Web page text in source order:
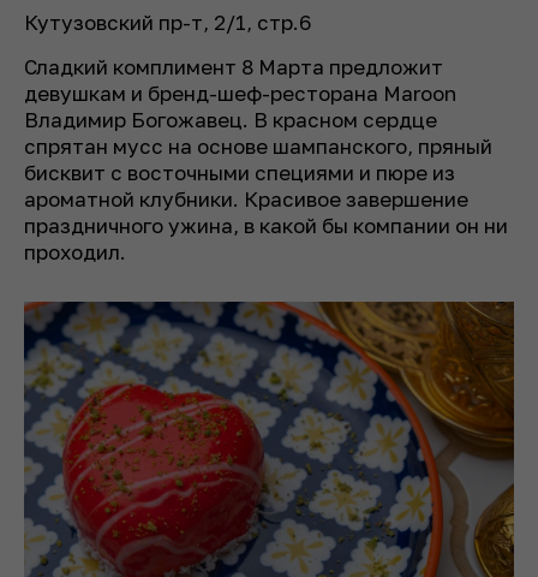
Кутузовский пр-т, 2/1, стр.6
Сладкий комплимент 8 Марта предложит
девушкам и бренд-шеф-ресторана Maroon
Владимир Богожавец. В красном сердце
спрятан мусс на основе шампанского, пряный
бисквит с восточными специями и пюре из
ароматной клубники. Красивое завершение
праздничного ужина, в какой бы компании он ни
проходил.